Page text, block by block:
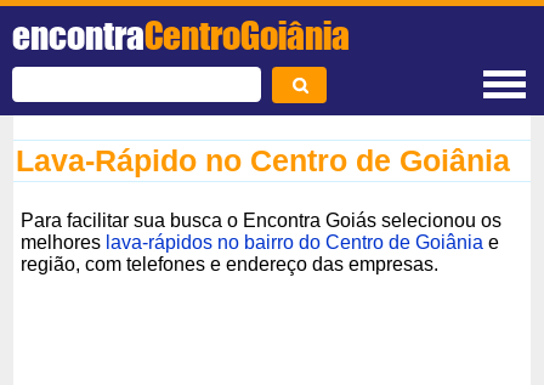
encontraCentroGoiânia
Lava-Rápido no Centro de Goiânia
Para facilitar sua busca o Encontra Goiás selecionou os
melhores lava-rápidos no bairro do Centro de Goiânia e
região, com telefones e endereço das empresas.